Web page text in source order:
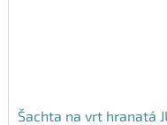
Šachta na vrt hranatá